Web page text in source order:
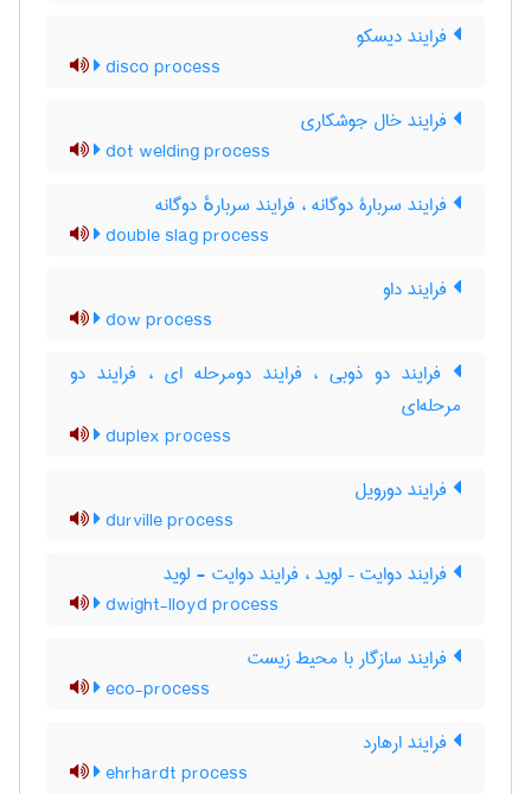
فرایند دیسکو
disco process
فرایند خال جوشکاری
dot welding process
فرایند سربارۀ دوگانه ، فرایند سربارهٔ دوگانه
double slag process
فرایند داو
dow process
فرایند دو ذوبی ، فرایند دومرحله ای ، فرایند دو
مرحله‌ای
duplex process
فرایند دورویل
durville process
فرایند دوایت – لوید ، فرایند دوایت - لوید
dwight-lloyd process
فرایند سازگار با محیط زیست
eco-process
فرایند ارهارد
ehrhardt process